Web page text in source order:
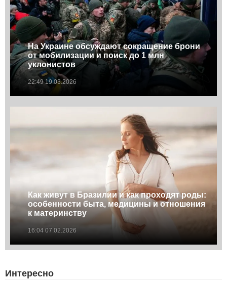
На Украине обсуждают сокращение брони
от мобилизации и поиск до 1 млн
уклонистов
22:49 19.03.2026
Как живут в Бразилии и как проходят роды:
особенности быта, медицины и отношения
к материнству
16:04 07.02.2026
Интересно